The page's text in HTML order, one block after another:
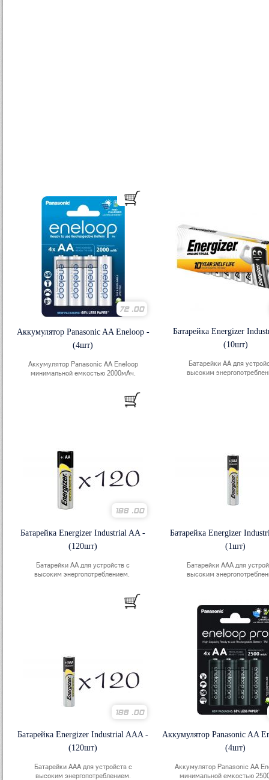
72 .00
Аккумулятор Panasonic AA Eneloop -
(4шт)
Аккумулятор Panasonic АА Eneloop
минимальной емкостью 2000мАч.
Батарейка Energizer
(10шт)
Батарейки АА для
высоким
198 .00
Батарейка Energizer Industrial AA -
(120шт)
Батарейки АА для устройств с
высоким энергопотреблением.
Батарейка Energizer
(1шт)
Батарейки ААА для
высоким
198 .00
Батарейка Energizer Industrial AAA -
(120шт)
Батарейки ААА для устройств с
высоким энергопотреблением.
Аккумулятор Panasonic AA
(4шт)
Аккумулятор Panasonic АА
минимальной емкостью